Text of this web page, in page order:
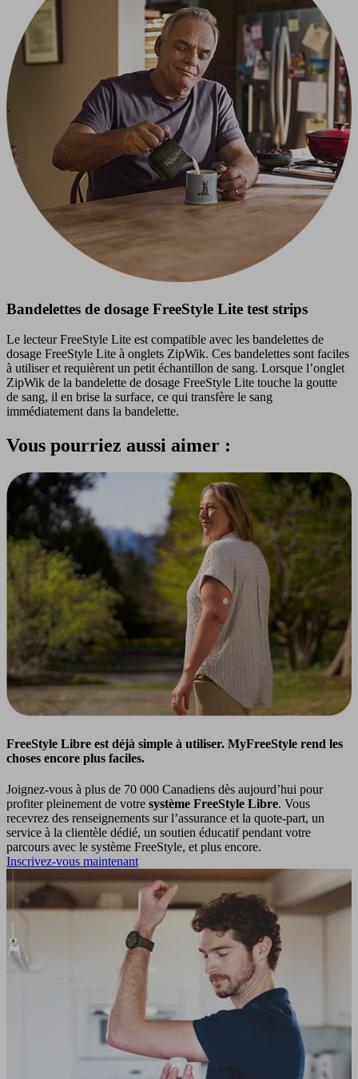
Bandelettes de dosage FreeStyle Lite test strips
Le lecteur FreeStyle Lite est compatible avec les bandelettes de
dosage FreeStyle Lite à onglets ZipWik. Ces bandelettes sont faciles
à utiliser et requièrent un petit échantillon de sang. Lorsque l’onglet
ZipWik de la bandelette de dosage FreeStyle Lite touche la goutte
de sang, il en brise la surface, ce qui transfère le sang
immédiatement dans la bandelette.
Vous pourriez aussi aimer :
FreeStyle Libre est déjà simple à utiliser. MyFreeStyle rend les
choses encore plus faciles.
Joignez-vous à plus de 70 000 Canadiens dès aujourd’hui pour
profiter pleinement de votre système FreeStyle Libre. Vous
recevrez des renseignements sur l’assurance et la quote-part, un
service à la clientèle dédié, un soutien éducatif pendant votre
parcours avec le système FreeStyle, et plus encore.
Inscrivez-vous maintenant